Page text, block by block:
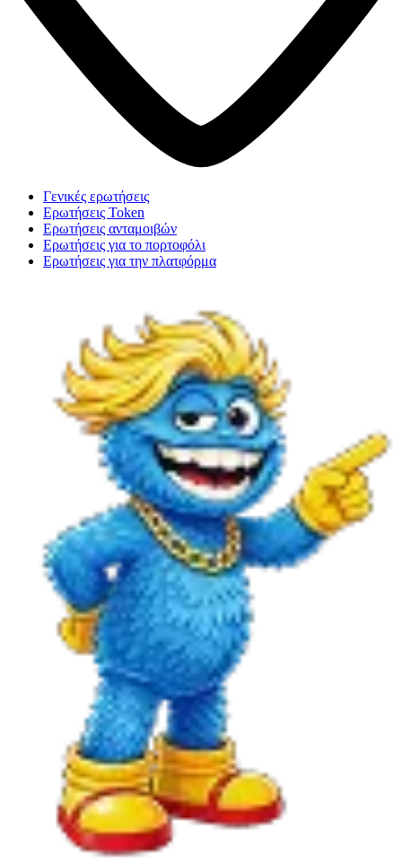
Γενικές ερωτήσεις
Ερωτήσεις Token
Ερωτήσεις ανταμοιβών
Ερωτήσεις για το πορτοφόλι
Ερωτήσεις για την πλατφόρμα